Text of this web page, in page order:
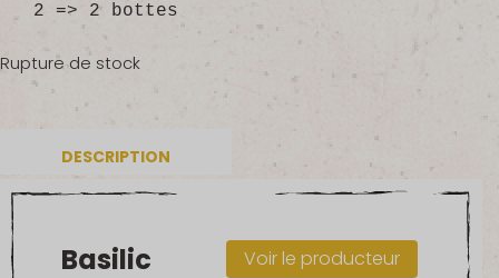
2 => 2 bottes
Rupture de stock
DESCRIPTION
Voir le producteur
Basilic